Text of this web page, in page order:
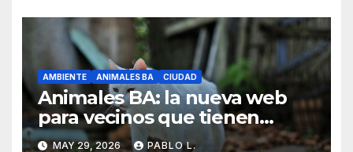
AMBIENTE ANIMALES BA CIUDAD
Animales BA: la nueva web
para vecinos que tienen
perros y gatos en la Ciudad
MAY 29, 2026 PABLO L.